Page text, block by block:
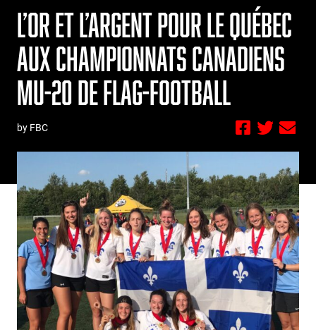
L’OR ET L’ARGENT POUR LE QUÉBEC
AUX CHAMPIONNATS CANADIENS
MU-20 DE FLAG-FOOTBALL
by FBC